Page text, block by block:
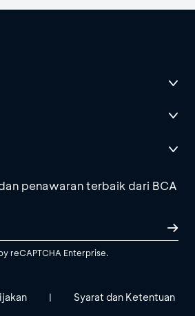
penawaran terbaik dari BCA
reCAPTCHA Enterprise.
| Syarat dan Ketentuan